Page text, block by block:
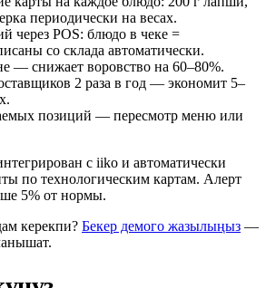
периодически на весах.
через POS: блюдо в чеке =
со склада автоматически.
— снижает воровство на 60–80%.
2 раза в год — экономит 5–
позиций — пересмотр меню или
с iiko и автоматически
по технологическим картам. Алерт
5% от нормы.
керекпи? Бекер демого жазылыңыз —